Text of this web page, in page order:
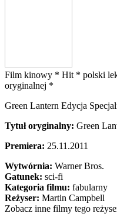
Film kinowy * Hit * polski
oryginalnej *
Green Lantern Edycja
Tytuł oryginalny: Green
Premiera: 25.11.2011
Wytwórnia: Warner Bros.
Gatunek: sci-fi
Kategoria filmu: fabularny
Reżyser: Martin Campbell
Zobacz inne filmy tego